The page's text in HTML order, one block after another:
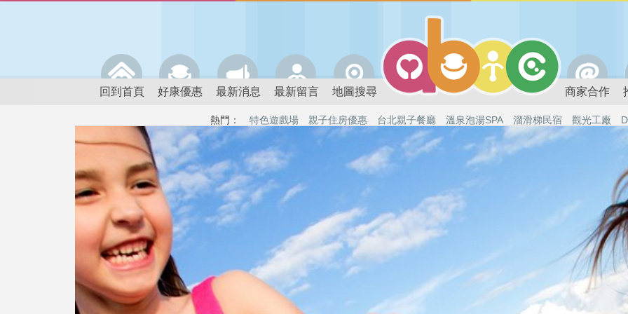
回到首頁 好康優惠 最新消息 最新留言 地圖搜尋 商家合作
熱門： 特色遊戲場 親子住房優惠 台北親子餐廳 溫泉泡湯SPA 溜滑梯民宿 觀光工廠